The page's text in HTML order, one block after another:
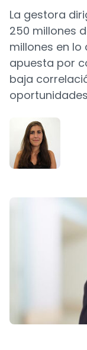
La gestora
250 millones
millones en
apuesta por
baja